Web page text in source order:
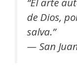
de Dios,
salva.”
— San